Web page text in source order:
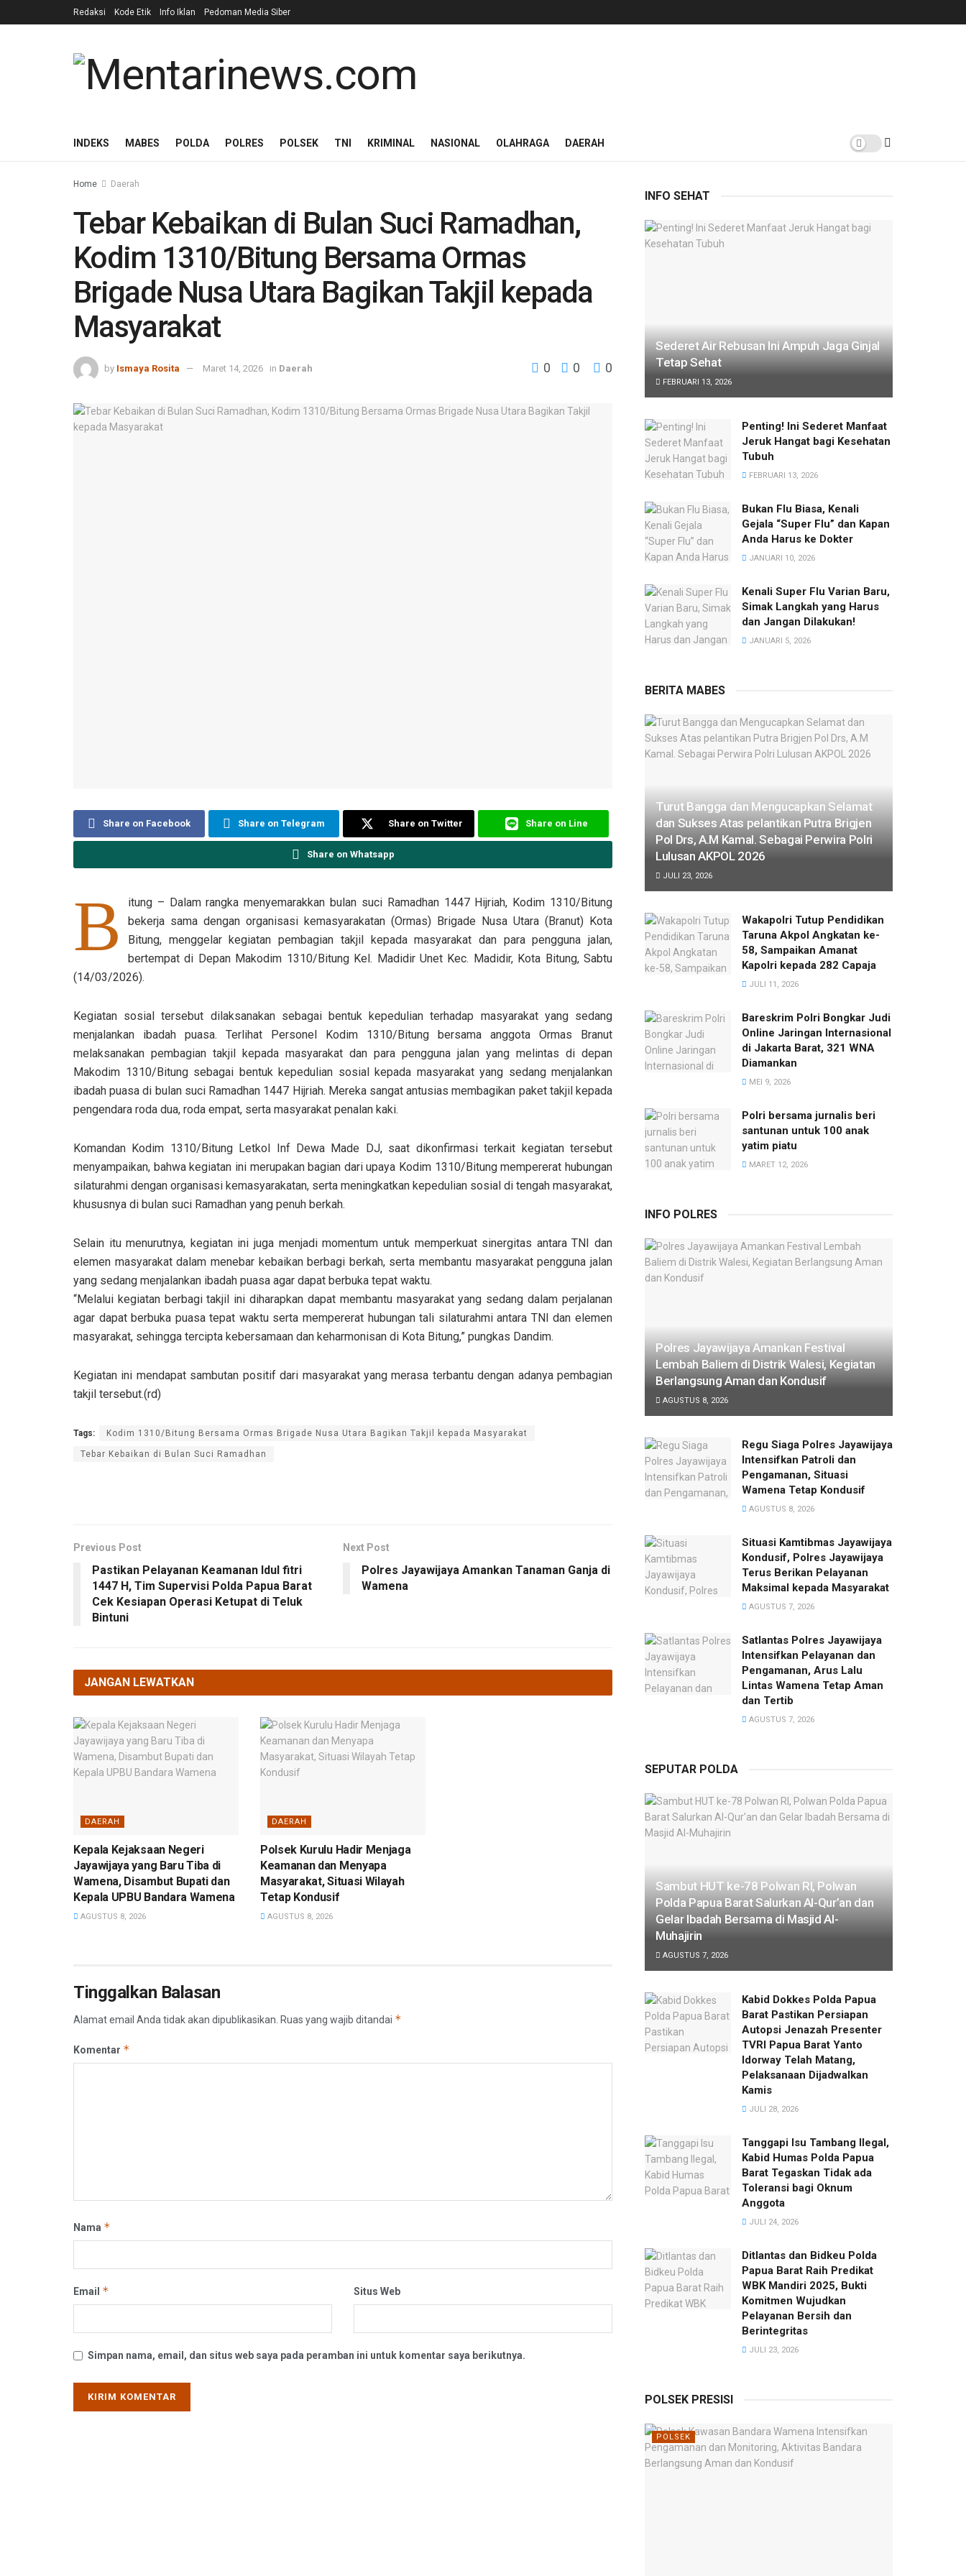
Redaksi Kode Etik Info Iklan Pedoman Media Siber
INDEKS MABES POLDA POLRES POLSEK TNI KRIMINAL NASIONAL OLAHRAGA DAERAH
Home Daerah
Tebar Kebaikan di Bulan Suci Ramadhan,
Kodim 1310/Bitung Bersama Ormas
Brigade Nusa Utara Bagikan Takjil kepada
Masyarakat
by Ismaya Rosita Maret 14, 2026 in Daerah 0 0 0
Share on Facebook Share on Telegram Share on Twitter Share on Line
Share on Whatsapp
B
itung – Dalam rangka menyemarakkan bulan suci Ramadhan 1447 Hijriah, Kodim 1310/Bitung
bekerja sama dengan organisasi kemasyarakatan (Ormas) Brigade Nusa Utara (Branut) Kota
Bitung, menggelar kegiatan pembagian takjil kepada masyarakat dan para pengguna jalan,
bertempat di Depan Makodim 1310/Bitung Kel. Madidir Unet Kec. Madidir, Kota Bitung, Sabtu
(14/03/2026).
Kegiatan sosial tersebut dilaksanakan sebagai bentuk kepedulian terhadap masyarakat yang sedang
menjalankan ibadah puasa. Terlihat Personel Kodim 1310/Bitung bersama anggota Ormas Branut
melaksanakan pembagian takjil kepada masyarakat dan para pengguna jalan yang melintas di depan
Makodim 1310/Bitung sebagai bentuk kepedulian sosial kepada masyarakat yang sedang menjalankan
ibadah puasa di bulan suci Ramadhan 1447 Hijriah. Mereka sangat antusias membagikan paket takjil kepada
pengendara roda dua, roda empat, serta masyarakat penalan kaki.
Komandan Kodim 1310/Bitung Letkol Inf Dewa Made DJ, saat dikonfirmasi terkait kegiatan tersebut
menyampaikan, bahwa kegiatan ini merupakan bagian dari upaya Kodim 1310/Bitung mempererat hubungan
silaturahmi dengan organisasi kemasyarakatan, serta meningkatkan kepedulian sosial di tengah masyarakat,
khususnya di bulan suci Ramadhan yang penuh berkah.
Selain itu menurutnya, kegiatan ini juga menjadi momentum untuk memperkuat sinergitas antara TNI dan
elemen masyarakat dalam menebar kebaikan berbagi berkah, serta membantu masyarakat pengguna jalan
yang sedang menjalankan ibadah puasa agar dapat berbuka tepat waktu.
“Melalui kegiatan berbagi takjil ini diharapkan dapat membantu masyarakat yang sedang dalam perjalanan
agar dapat berbuka puasa tepat waktu serta mempererat hubungan tali silaturahmi antara TNI dan elemen
masyarakat, sehingga tercipta kebersamaan dan keharmonisan di Kota Bitung,” pungkas Dandim.
Kegiatan ini mendapat sambutan positif dari masyarakat yang merasa terbantu dengan adanya pembagian
takjil tersebut.(rd)
Tags: Kodim 1310/Bitung Bersama Ormas Brigade Nusa Utara Bagikan Takjil kepada Masyarakat
Tebar Kebaikan di Bulan Suci Ramadhan
Previous Post
Pastikan Pelayanan Keamanan Idul fitri
1447 H, Tim Supervisi Polda Papua Barat
Cek Kesiapan Operasi Ketupat di Teluk
Bintuni
Next Post
Polres Jayawijaya Amankan Tanaman Ganja di
Wamena
JANGAN LEWATKAN
DAERAH
Kepala Kejaksaan Negeri
Jayawijaya yang Baru Tiba di
Wamena, Disambut Bupati dan
Kepala UPBU Bandara Wamena
AGUSTUS 8, 2026
DAERAH
Polsek Kurulu Hadir Menjaga
Keamanan dan Menyapa
Masyarakat, Situasi Wilayah
Tetap Kondusif
AGUSTUS 8, 2026
Tinggalkan Balasan
Alamat email Anda tidak akan dipublikasikan. Ruas yang wajib ditandai *
Komentar *
Nama *
Email * Situs Web
Simpan nama, email, dan situs web saya pada peramban ini untuk komentar saya berikutnya.
INFO SEHAT
Sederet Air Rebusan Ini Ampuh Jaga Ginjal
Tetap Sehat
FEBRUARI 13, 2026
Penting! Ini Sederet Manfaat
Jeruk Hangat bagi Kesehatan
Tubuh
FEBRUARI 13, 2026
Bukan Flu Biasa, Kenali
Gejala “Super Flu” dan Kapan
Anda Harus ke Dokter
JANUARI 10, 2026
Kenali Super Flu Varian Baru,
Simak Langkah yang Harus
dan Jangan Dilakukan!
JANUARI 5, 2026
BERITA MABES
Turut Bangga dan Mengucapkan Selamat
dan Sukses Atas pelantikan Putra Brigjen
Pol Drs, A.M Kamal. Sebagai Perwira Polri
Lulusan AKPOL 2026
JULI 23, 2026
Wakapolri Tutup Pendidikan
Taruna Akpol Angkatan ke-
58, Sampaikan Amanat
Kapolri kepada 282 Capaja
JULI 11, 2026
Bareskrim Polri Bongkar Judi
Online Jaringan Internasional
di Jakarta Barat, 321 WNA
Diamankan
MEI 9, 2026
Polri bersama jurnalis beri
santunan untuk 100 anak
yatim piatu
MARET 12, 2026
INFO POLRES
Polres Jayawijaya Amankan Festival
Lembah Baliem di Distrik Walesi, Kegiatan
Berlangsung Aman dan Kondusif
AGUSTUS 8, 2026
Regu Siaga Polres Jayawijaya
Intensifkan Patroli dan
Pengamanan, Situasi
Wamena Tetap Kondusif
AGUSTUS 8, 2026
Situasi Kamtibmas Jayawijaya
Kondusif, Polres Jayawijaya
Terus Berikan Pelayanan
Maksimal kepada Masyarakat
AGUSTUS 7, 2026
Satlantas Polres Jayawijaya
Intensifkan Pelayanan dan
Pengamanan, Arus Lalu
Lintas Wamena Tetap Aman
dan Tertib
AGUSTUS 7, 2026
SEPUTAR POLDA
Sambut HUT ke-78 Polwan RI, Polwan
Polda Papua Barat Salurkan Al-Qur’an dan
Gelar Ibadah Bersama di Masjid Al-
Muhajirin
AGUSTUS 7, 2026
Kabid Dokkes Polda Papua
Barat Pastikan Persiapan
Autopsi Jenazah Presenter
TVRI Papua Barat Yanto
Idorway Telah Matang,
Pelaksanaan Dijadwalkan
Kamis
JULI 28, 2026
Tanggapi Isu Tambang Ilegal,
Kabid Humas Polda Papua
Barat Tegaskan Tidak ada
Toleransi bagi Oknum
Anggota
JULI 24, 2026
Ditlantas dan Bidkeu Polda
Papua Barat Raih Predikat
WBK Mandiri 2025, Bukti
Komitmen Wujudkan
Pelayanan Bersih dan
Berintegritas
JULI 23, 2026
POLSEK PRESISI
POLSEK